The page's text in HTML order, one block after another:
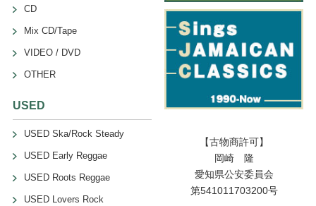
CD
Mix CD/Tape
VIDEO / DVD
OTHER
USED
USED Ska/Rock Steady
USED Early Reggae
USED Roots Reggae
USED Lovers Rock
【古物商許可】
岡崎 隆
愛知県公安委員会
第541011703200号